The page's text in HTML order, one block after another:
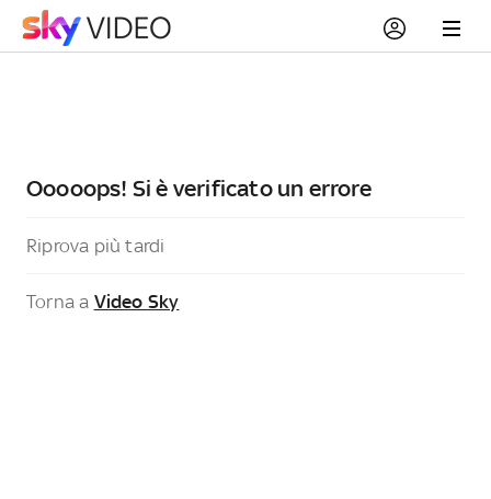
Ooooops! Si è verificato un errore
Riprova più tardi
Torna a Video Sky